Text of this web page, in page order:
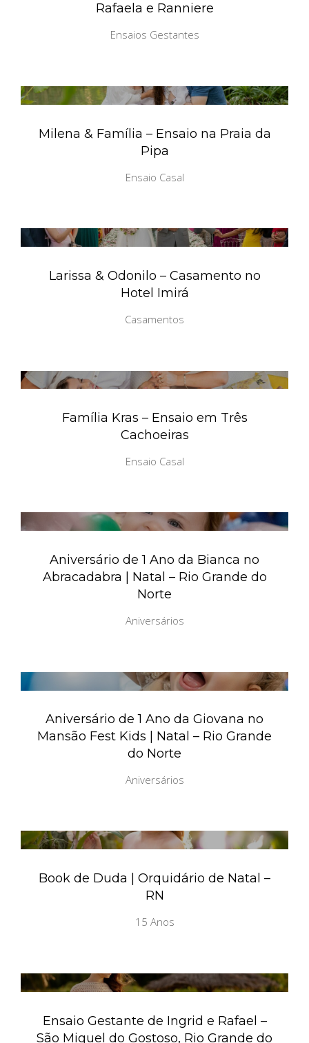
Rafaela e Ranniere
Ensaios Gestantes
Milena & Família – Ensaio na Praia da
Pipa
Ensaio Casal
Larissa & Odonilo – Casamento no
Hotel Imirá
Casamentos
Família Kras – Ensaio em Três
Cachoeiras
Ensaio Casal
Aniversário de 1 Ano da Bianca no
Abracadabra | Natal – Rio Grande do
Norte
Aniversários
Aniversário de 1 Ano da Giovana no
Mansão Fest Kids | Natal – Rio Grande
do Norte
Aniversários
Book de Duda | Orquidário de Natal –
RN
15 Anos
Ensaio Gestante de Ingrid e Rafael –
São Miguel do Gostoso, Rio Grande do